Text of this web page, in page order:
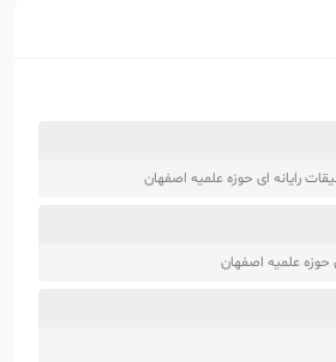
رایانه ای حوزه علمیه اصفهان
حوزه علمیه اصفهان